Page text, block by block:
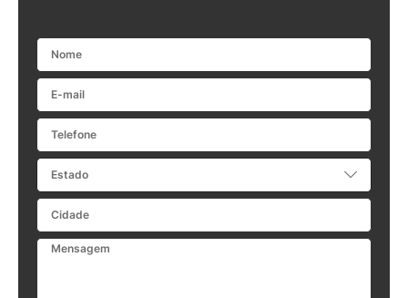
Nome
E-mail
Telefone
Estado
Cidade
Mensagem